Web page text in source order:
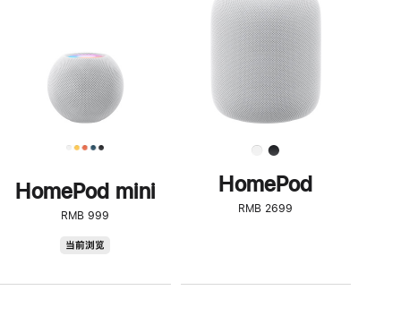
HomePod mini
RMB 999
当前浏览
了
解
HomePod<
HomePod
RMB 2699